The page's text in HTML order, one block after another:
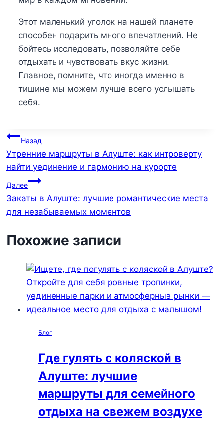
Этот маленький уголок на нашей планете
способен подарить много впечатлений. Не
бойтесь исследовать, позволяйте себе
отдыхать и чувствовать вкус жизни.
Главное, помните, что иногда именно в
тишине мы можем лучше всего услышать
себя.
Навигация
по
записям
Назад
Утренние маршруты в Алуште: как интроверту
найти уединение и гармонию на курорте
Далее
Закаты в Алуште: лучшие романтические места
для незабываемых моментов
Похожие записи
Блог
Где гулять с коляской в
Алуште: лучшие
маршруты для семейного
отдыха на свежем воздухе